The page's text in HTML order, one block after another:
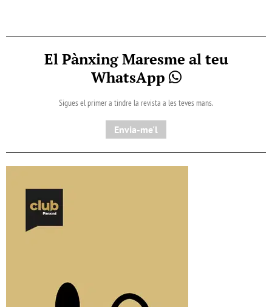
El Pànxing Maresme al teu
WhatsApp
Sigues el primer a tindre la revista a les teves mans.
Envia-me'l